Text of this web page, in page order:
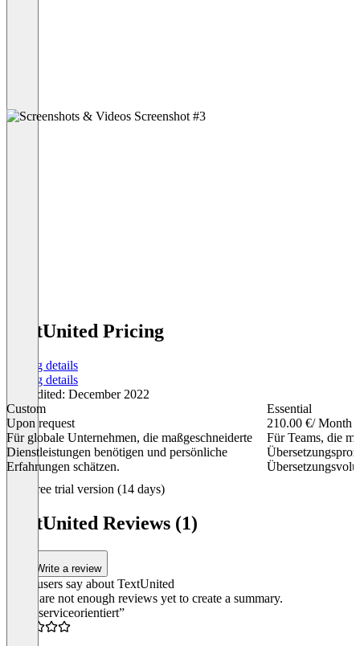
TextUnited Pricing
Pricing details
Pricing details
Last edited: December 2022
Custom
Upon request
Für globale Unternehmen, die maßgeschneiderte
Dienstleistungen benötigen und persönliche
Erfahrungen schätzen.
Essential
210.00 €/ Month
Für Teams, die
Free trial version (14 days)
TextUnited Reviews (1)
Write a review
What users say about TextUnited
There are not enough reviews yet to create a summary.
“Sehr serviceorientiert”